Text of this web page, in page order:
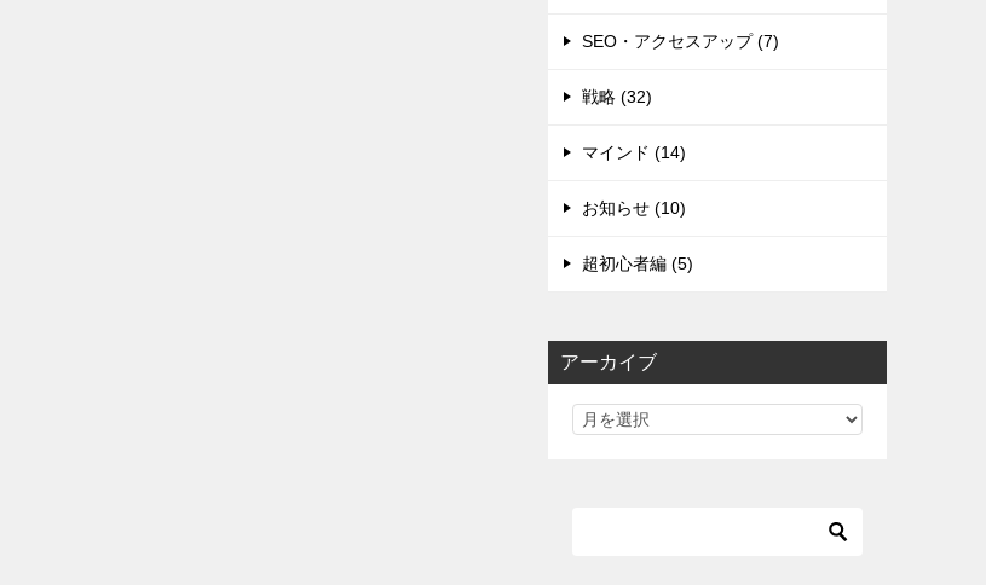
SEO・アクセスアップ (7)
戦略 (32)
マインド (14)
お知らせ (10)
超初心者編 (5)
アーカイブ